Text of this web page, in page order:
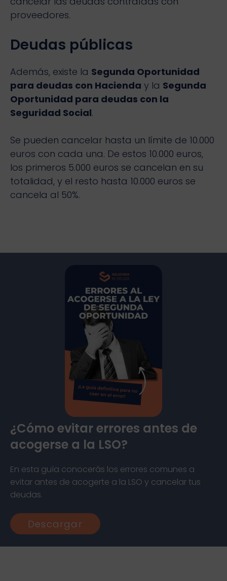
proveedores.
Deudas públicas
Además, existe la Segunda Oportunidad
para deudas con Hacienda y la Segunda
Oportunidad para deudas con la
Seguridad Social.
Se pueden cancelar hasta un límite de 10.000
euros con cada una. De estos 10.000 euros,
los primeros 5.000 euros se cancelan en su
totalidad, y el resto hasta 10.000 euros se
cancela al 50%.
¿Cómo evitar errores antes de
acogerse a la LSO?
En esta guía conocerás los errores comunes a
evitar antes de acogerte a la LSO y cancelar tus
deudas.
Descargar